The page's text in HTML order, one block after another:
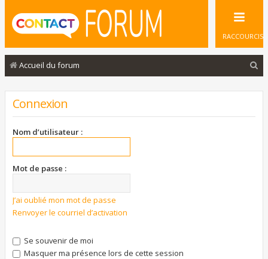
RACCOURCIS
Accueil du forum
Connexion
Nom d’utilisateur :
Mot de passe :
J’ai oublié mon mot de passe
Renvoyer le courriel d’activation
Se souvenir de moi
Masquer ma présence lors de cette session